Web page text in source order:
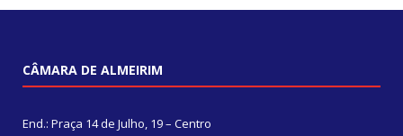
CÂMARA DE ALMEIRIM
End.: Praça 14 de Julho, 19 – Centro